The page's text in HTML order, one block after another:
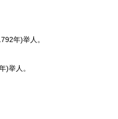
年)举人。
举人。